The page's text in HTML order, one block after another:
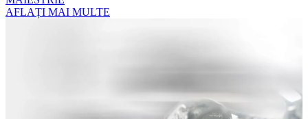
AFLAȚI MAI MULTE